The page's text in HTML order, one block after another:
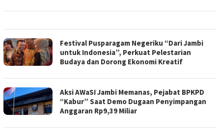
Festival Pusparagam Negeriku “Dari Jambi
untuk Indonesia”, Perkuat Pelestarian
Budaya dan Dorong Ekonomi Kreatif
Aksi AWaSI Jambi Memanas, Pejabat BPKPD
“Kabur” Saat Demo Dugaan Penyimpangan
Anggaran Rp9,39 Miliar